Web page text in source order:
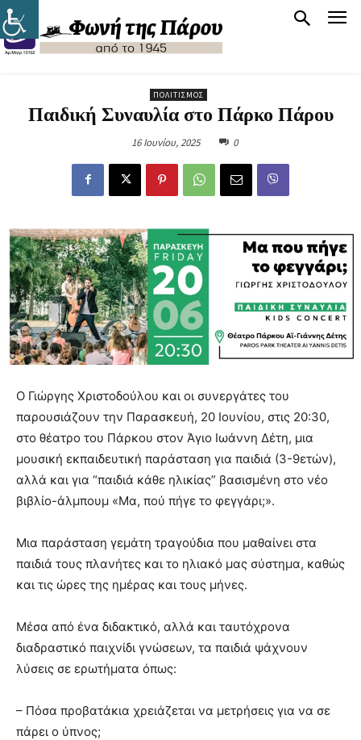
ΠΟΛΙΤΙΣΜΌΣ
Παιδική Συναυλία στο Πάρκο Πάρου
16 Ιουνίου, 2025 0
Ο Γιώργης Χριστοδούλου και οι συνεργάτες του
παρουσιάζουν την Παρασκευή, 20 Ιουνίου, στις 20:30,
στο θέατρο του Πάρκου στον Άγιο Ιωάννη Δέτη, μια
μουσική εκπαιδευτική παράσταση για παιδιά (3-9ετών),
αλλά και για “παιδιά κάθε ηλικίας” βασισμένη στο νέο
βιβλίο-άλμπουμ «Μα, πού πήγε το φεγγάρι;».
Μια παράσταση γεμάτη τραγούδια που μαθαίνει στα
παιδιά τους πλανήτες και το ηλιακό μας σύστημα, καθώς
και τις ώρες της ημέρας και τους μήνες.
Μέσα από ένα διδακτικό, αλλά και ταυτόχρονα
διαδραστικό παιχνίδι γνώσεων, τα παιδιά ψάχνουν
λύσεις σε ερωτήματα όπως:
– Πόσα προβατάκια χρειάζεται να μετρήσεις για να σε
πάρει ο ύπνος;